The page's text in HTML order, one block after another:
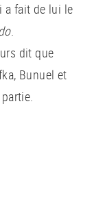
a fait de lui le
.
dit que
Bunuel et